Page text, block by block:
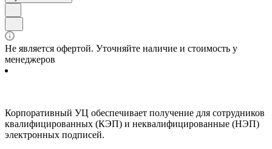
Не является офертой. Уточняйте наличие и стоимость у
менеджеров
Корпоративный УЦ обеспечивает получение для сотрудников
квалифицированных (КЭП) и неквалифицированные (НЭП)
электронных подписей.